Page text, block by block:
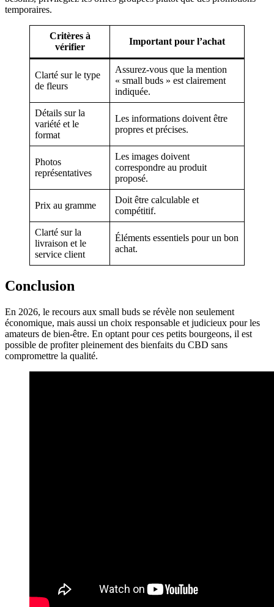
temporaires.
Critères à
vérifier
Important pour l’achat
Clarté sur le type
de fleurs
Assurez-vous que la mention
« small buds » est clairement
indiquée.
Détails sur la
variété et le
format
Les informations doivent être
propres et précises.
Photos
représentatives
Les images doivent
correspondre au produit
proposé.
Prix au gramme
Doit être calculable et
compétitif.
Clarté sur la
livraison et le
service client
Éléments essentiels pour un bon
achat.
Conclusion
En 2026, le recours aux small buds se révèle non seulement
économique, mais aussi un choix responsable et judicieux pour les
amateurs de bien-être. En optant pour ces petits bourgeons, il est
possible de profiter pleinement des bienfaits du CBD sans
compromettre la qualité.